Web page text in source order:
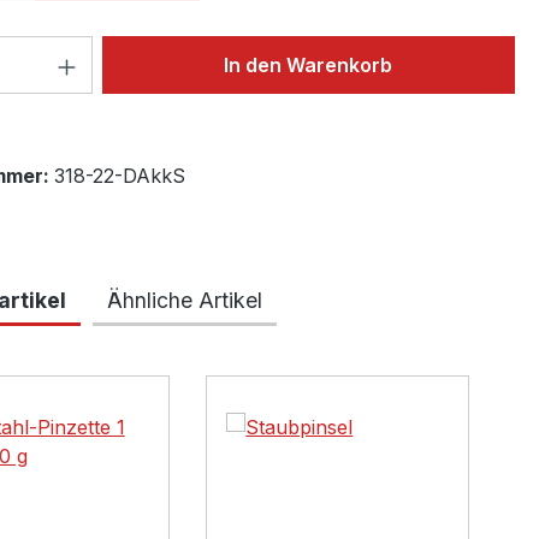
Anzahl: Gib den gewünschten Wert
In den Warenkorb
318-22-DAkkS
Ähnliche Artikel